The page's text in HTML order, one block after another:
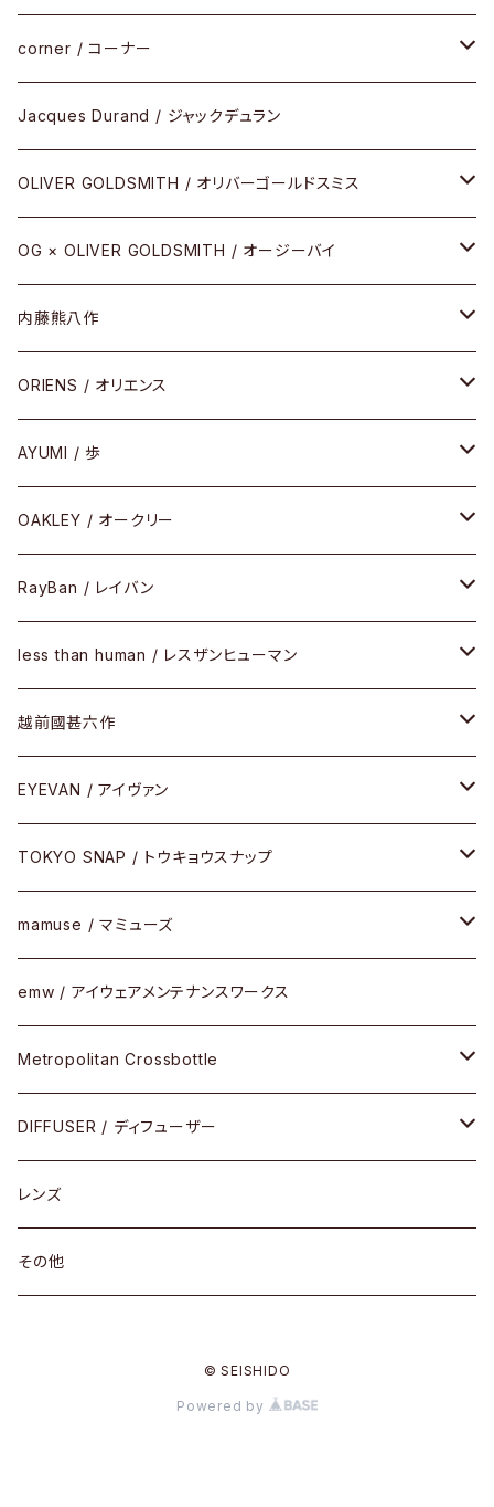
サングラス
アパレル
その他
CELLULOID（CRAFTSMAN EDITION）
SHINBARI（CRAFTSMAN EDITION）
URUSHI（CRAFTSMAN EDITION）
REVIVAL EDITION
HEAVY EDITION
COMBI （コンビシリーズ）
PREMIUM（プレミアムシリーズ）
PLASTIC（プラスティックシリーズ）
SIRMONT（サーモントシリーズ）
SUNSHIFT
ケア用品
corner / コーナー
リサーチシリーズ
サブリメイションシリーズ
Jacques Durand / ジャックデュラン
OLIVER GOLDSMITH / オリバーゴールドスミス
メタル
セル
コンビ
OG × OLIVER GOLDSMITH / オージーバイ
メタル
セル
コンビ
内藤熊八作
セル
メタル
コンビ
ORIENS / オリエンス
セルフレーム
メタルフレーム
その他
AYUMI / 歩
セルフレーム
OAKLEY / オークリー
メガネフレーム
サングラス
Frogskins(フロッグスキン )
Latch(ラッチ)
その他
修理
小物
RayBan / レイバン
メガネフレーム
サングラス
その他
less than human / レスザンヒューマン
メガネフレーム
サングラス
その他
越前國甚六作
セルフレーム
メタルフレーム
コンビフレーム
EYEVAN / アイヴァン
メガネ
サングラス
その他
TOKYO SNAP / トウキョウスナップ
セルフレーム
メタルフレーム
コンビネーション
mamuse / マミューズ
セル
メタル
コンビ
emw / アイウェアメンテナンスワークス
Metropolitan Crossbottle
30cm×30cm
18cm×13cm
DIFFUSER / ディフューザー
グラスコード
メガネケース
レンズ
その他
© SEISHIDO
Powered by